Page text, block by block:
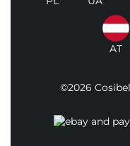
AT
©2026